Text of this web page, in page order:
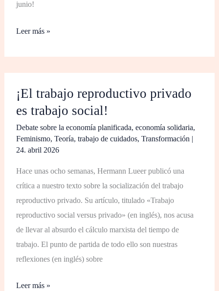
junio!
Leer más »
¡El trabajo reproductivo privado
es trabajo social!
Debate sobre la economía planificada,economía solidaria,
Feminismo,Teoría,trabajo de cuidados,Transformación |
24. abril 2026
Hace unas ocho semanas, Hermann Lueer publicó una
crítica a nuestro texto sobre la socialización del trabajo
reproductivo privado. Su artículo, titulado «Trabajo
reproductivo social versus privado» (en inglés), nos acusa
de llevar al absurdo el cálculo marxista del tiempo de
trabajo. El punto de partida de todo ello son nuestras
reflexiones (en inglés) sobre
trabajo
reproductivo
privado
es
trabajo
social!
Leer más »